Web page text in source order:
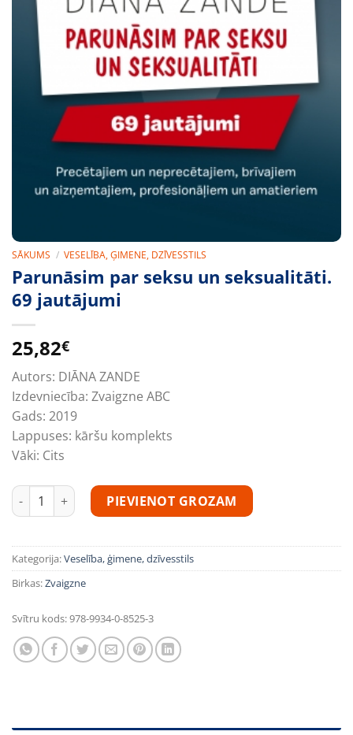
SĀKUMS / VESELĪBA, ĢIMENE, DZĪVESSTILS
Parunāsim par seksu un seksualitāti.
69 jautājumi
25,82€
Autors: DIĀNA ZANDE
Izdevniecība: Zvaigzne ABC
Gads: 2019
Lappuses: kāršu komplekts
Vāki: Cits
Parunāsim par seksu un seksualitāti. 69 jautājumi daudzums
PIEVIENOT GROZAM
Kategorija:Veselība, ģimene, dzīvesstils
Birkas:Zvaigzne
Svītru kods:978-9934-0-8525-3